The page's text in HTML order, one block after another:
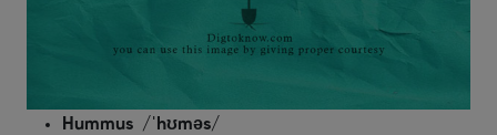
Hummus /ˈhʊməs/